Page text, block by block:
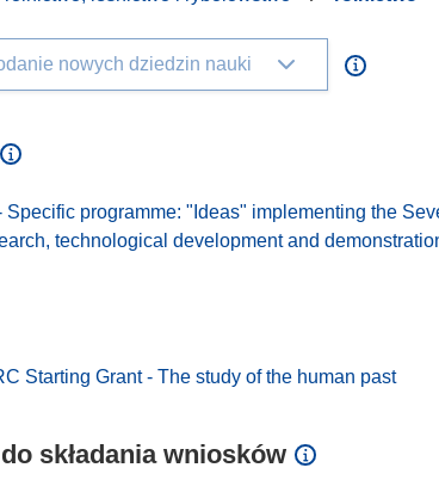
nowych dziedzin nauki
Specific programme: "Ideas" implementing the
technological development and
Starting Grant - The study of the human past
składania wniosków